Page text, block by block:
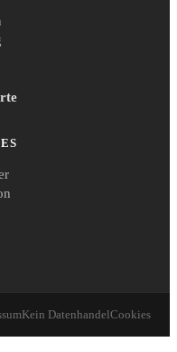
Kein DatenhandelCookies